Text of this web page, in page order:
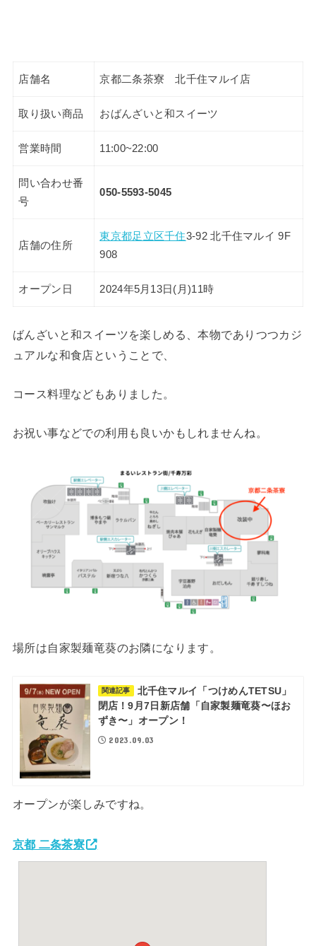
店舗名 京都二条茶寮 北千住マルイ店
取り扱い商品 おばんざいと和スイーツ
営業時間 11:00~22:00
問い合わせ番
号
050-5593-5045
店舗の住所
東京都足立区千住3-92 北千住マルイ 9F
908
オープン日 2024年5月13日(月)11時
ばんざいと和スイーツを楽しめる、本物でありつつカジ
ュアルな和食店ということで、
コース料理などもありました。
お祝い事などでの利用も良いかもしれませんね。
場所は自家製麺竜葵のお隣になります。
関連記事
北千住マルイ「つけめんTETSU」
閉店！9月7日新店舗「自家製麺竜葵〜ほお
ずき〜」オープン！
2023.09.03
オープンが楽しみですね。
京都 二条茶寮